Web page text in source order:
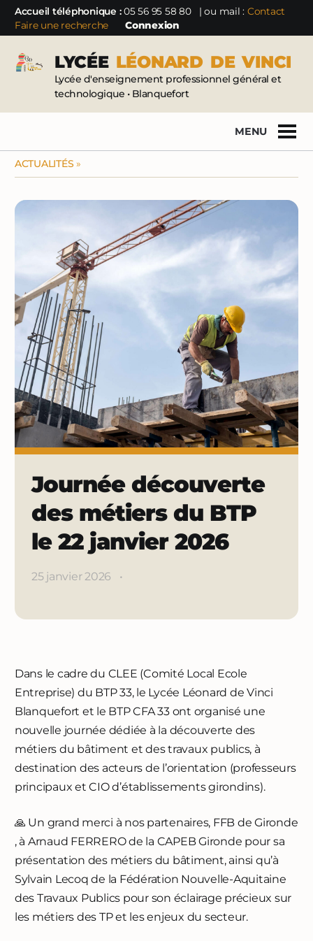
Accueil téléphonique :05 56 95 58 80 | ou mail : Contact
Faire une recherche
Connexion
LYCÉE LÉONARD DE VINCI
Lycée d'enseignement professionnel général et
technologique • Blanquefort
MENU
ACTUALITÉS »
Journée découverte
des métiers du BTP
le 22 janvier 2026
25 janvier 2026 •
Dans le cadre du CLEE (Comité Local Ecole
Entreprise) du BTP 33, le Lycée Léonard de Vinci
Blanquefort et le BTP CFA 33 ont organisé une
nouvelle journée dédiée à la découverte des
métiers du bâtiment et des travaux publics, à
destination des acteurs de l’orientation (professeurs
principaux et CIO d’établissements girondins).
🙏 Un grand merci à nos partenaires, FFB de Gironde
, à Arnaud FERRERO de la CAPEB Gironde pour sa
présentation des métiers du bâtiment, ainsi qu’à
Sylvain Lecoq de la Fédération Nouvelle-Aquitaine
des Travaux Publics pour son éclairage précieux sur
les métiers des TP et les enjeux du secteur.